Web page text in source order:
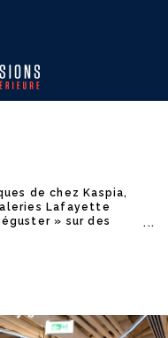
de chez Kaspia,
Lafayette
» sur des
BIG.